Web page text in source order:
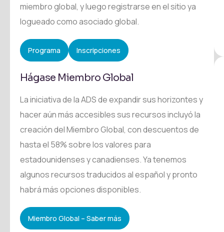
miembro global, y luego registrarse en el sitio ya
logueado como asociado global.
Programa Inscripciones
Hágase Miembro Global
La iniciativa de la ADS de expandir sus horizontes y
hacer aún más accesibles sus recursos incluyó la
creación del Miembro Global, con descuentos de
hasta el 58% sobre los valores para
estadounidenses y canadienses. Ya tenemos
algunos recursos traducidos al español y pronto
habrá más opciones disponibles.
Miembro Global – Saber más